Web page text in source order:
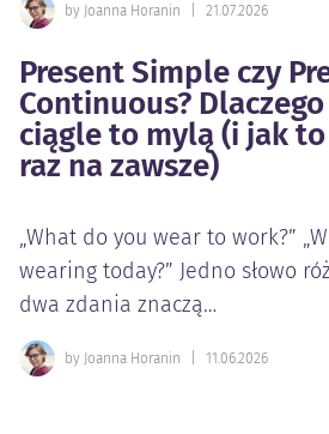
by Joanna Horanin 21.07.2026
Present Simple czy
Continuous?
ciągle to mylą (i jak
raz na zawsze)
„What do you wear to work?”
wearing today?” Jedno słowo
dwa zdania znaczą…
by Joanna Horanin 11.06.2026